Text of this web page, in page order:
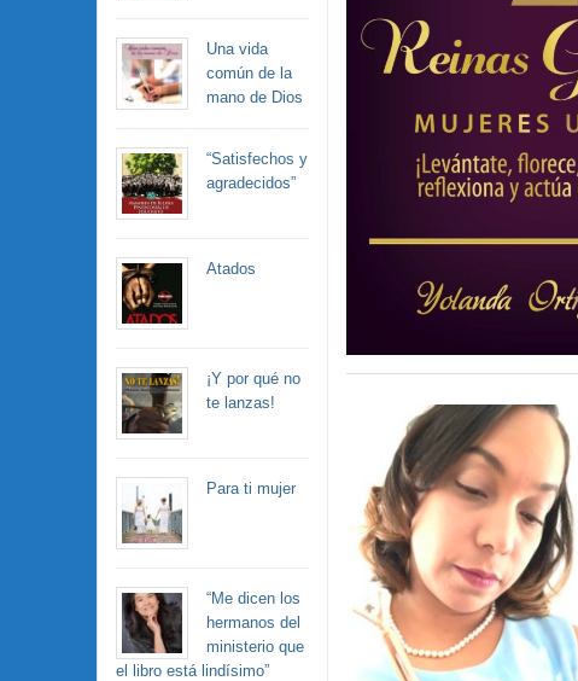
Una vida
común de la
mano de Dios
“Satisfechos y
agradecidos”
Atados
¡Y por qué no
te lanzas!
Para ti mujer
“Me dicen los
hermanos del
ministerio que
el libro está lindísimo”